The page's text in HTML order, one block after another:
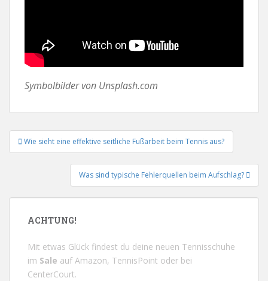
Symbolbilder von Unsplash.com
Beitrags-
Navigation
Wie sieht eine effektive seitliche Fußarbeit beim Tennis aus?
Was sind typische Fehlerquellen beim Aufschlag?
ACHTUNG!
Mit etwas Glück findest du deine neuen Tennisschuhe
im Sale aufAmazon, TennisPoint oder bei
CenterCourt.